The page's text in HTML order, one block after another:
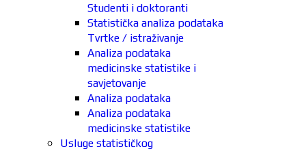
Studenti i doktoranti
Statistička analiza podataka
Tvrtke / istraživanje
Analiza podataka
medicinske statistike i
savjetovanje
Analiza podataka
Analiza podataka
medicinske statistike
Usluge statističkog